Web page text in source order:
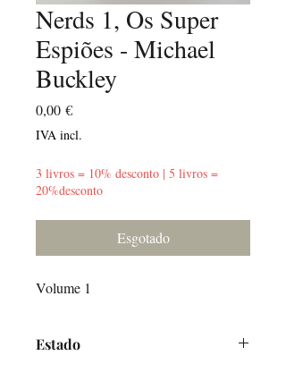
Nerds 1, Os Super
Espiões - Michael
Buckley
0,00 €Preço
IVA incl.
3 livros = 10% desconto | 5 livros =
20%desconto
Esgotado
Volume 1
Estado